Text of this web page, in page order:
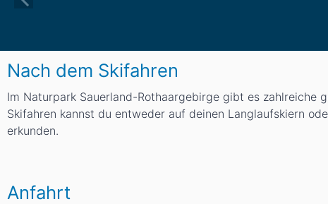
Nach dem Skifahren
Im Naturpark Sauerland-Rothaargebirge gibt es zahlreiche
Skifahren kannst du entweder auf deinen Langlaufskiern
erkunden.
Anfahrt